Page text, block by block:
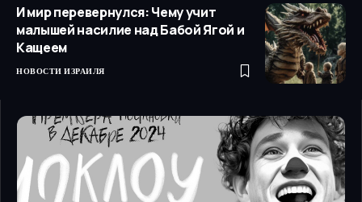
И мир перевернулся: Чему учит
малышей насилие над Бабой Ягой и
Кащеем
НОВОСТИ ИЗРАИЛЯ